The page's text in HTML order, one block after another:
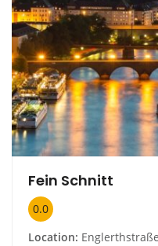
Fein Schnitt
0.0
Location: